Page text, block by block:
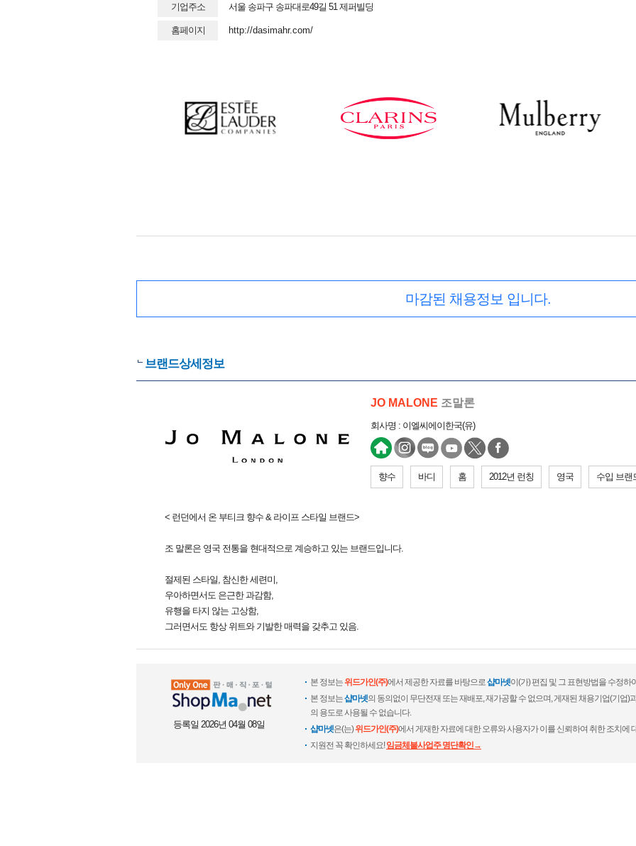
기업주소 서울 송파구 송파대로49길 51 제퍼빌딩
홈페이지 http://dasimahr.com/
마감된 채용정보 입니다.
브랜드상세정보
JO MALONE 조말론
회사명 : 이엘씨에이한국(유)
향수 바디 홈 2012년 런칭 영국 수입 브랜
< 런던에서 온 부티크 향수 & 라이프 스타일 브랜드>
조 말론은 영국 전통을 현대적으로 계승하고 있는 브랜드입니다.
절제된 스타일, 참신한 세련미,
우아하면서도 은근한 과감함,
유행을 타지 않는 고상함,
그러면서도 항상 위트와 기발한 매력을 갖추고 있음.
등록일 2026년 04월 08일
본 정보는위드가인(주)에서 제공한 자료를 바탕으로샵마넷이(가) 편집 및 그 표현방법을 수정하
본 정보는샵마넷의 동의없이 무단전재 또는 재배포, 재가공할 수 없으며, 게재된 채용기업(기업)
의 용도로 사용될 수 없습니다.
샵마넷은(는)위드가인(주)에서 게재한 자료에 대한 오류와 사용자가 이를 신뢰하여 취한 조치에
지원전 꼭 확인하세요!임금체불사업주 명단확인→